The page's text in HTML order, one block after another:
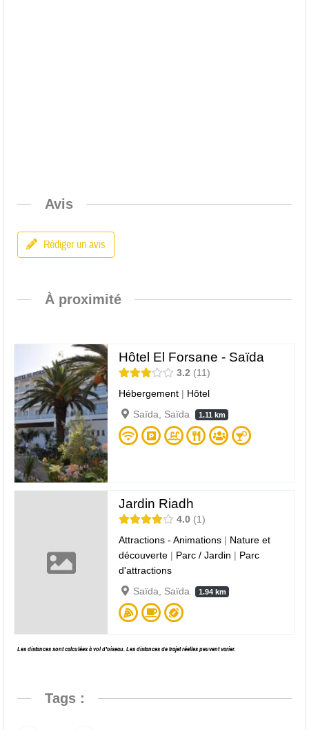
Avis
Rédiger un avis
À proximité
Hôtel El Forsane - Saïda
3.2
11
Hébergement | Hôtel
Saïda, Saïda
1.11 km
Jardin Riadh
4.0
1
Attractions - Animations | Nature et
découverte | Parc / Jardin | Parc
d'attractions
Saïda, Saïda
1.94 km
Les distances sont calculées à vol d’oiseau. Les distances de trajet réelles peuvent varier.
Tags :